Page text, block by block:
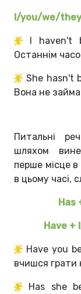
I/you/we/they
I haven't
Останнім
She hasn't
Вона не
Питальні
шляхом
перше місце
в цьому часі,
Has
Have +
Have you
вчишся грати
Has she